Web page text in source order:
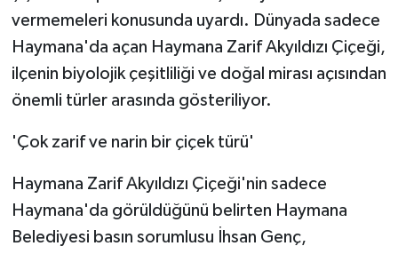
vermemeleri konusunda uyardı. Dünyada sadece
Haymana'da açan Haymana Zarif Akyıldızı Çiçeği,
ilçenin biyolojik çeşitliliği ve doğal mirası açısından
önemli türler arasında gösteriliyor.
'Çok zarif ve narin bir çiçek türü'
Haymana Zarif Akyıldızı Çiçeği'nin sadece
Haymana'da görüldüğünü belirten Haymana
Belediyesi basın sorumlusu İhsan Genç,